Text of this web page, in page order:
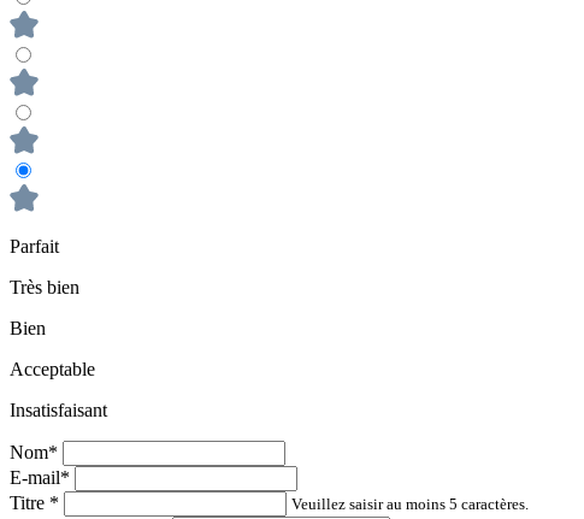
Parfait
Très bien
Bien
Acceptable
Insatisfaisant
Nom*
E-mail*
Titre * Veuillez saisir au moins 5 caractères.